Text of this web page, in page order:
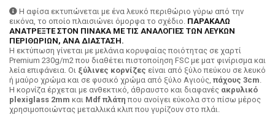
Η αφίσα εκτυπώνεται με ένα λευκό περιθώριο γύρω από την
εικόνα, το οποίο πλαισιώνει όμορφα το σχέδιο. ΠΑΡΑΚΑΛΩ
ΑΝΑΤΡΕΞΤΕ ΣΤΟΝ ΠΙΝΑΚΑ ΜΕ ΤΙΣ ΑΝΑΛΟΓΙΕΣ ΤΩΝ ΛΕΥΚΩΝ
ΠΕΡΙΘΩΡΙΩΝ, ΑΝΑ ΔΙΑΣΤΑΣΗ.
H εκτύπωση γίνεται με μελάνια κορυφαίας ποιότητας σε χαρτί
Premium 230g/m2 που διαθέτει πιστοποίηση FSC με ματ φινίρισμα και
λεία επιφάνεια. Οι ξύλινες κορνίζες είναι από ξύλο πεύκου σε λευκό
ή μαύρο χρώμα και σε φυσικό χρώμα από ξύλο Αγιούς, πάχους 3cm.
Η κορνίζα έρχεται με ανθεκτικό, άθραυστο και διαφανές ακρυλικό
plexiglass 2mm και Mdf πλάτη που ανοίγει εύκολα στο πίσω μέρος
χρησιμοποιώντας μεταλλικά κλιπ που γυρίζουν στο πλάι.